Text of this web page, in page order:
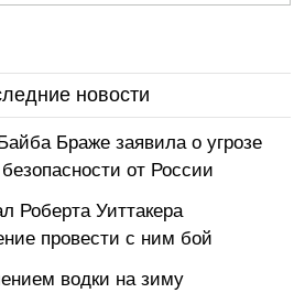
новости
Браже заявила о угрозе
от России
Роберта Уиттакера
провести с ним бой
водки на зиму